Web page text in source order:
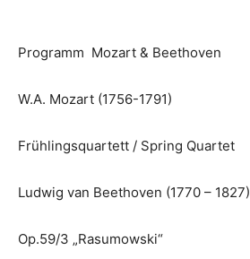
Programm Mozart & Beethoven
W.A. Mozart (1756-1791)
Frühlingsquartett / Spring Quartet
Ludwig van Beethoven (1770 – 1827)
Op.59/3 „Rasumowski“